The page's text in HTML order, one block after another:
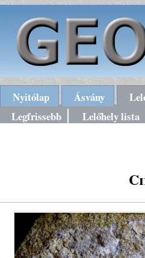
Nyitólap Ásvány
Legfrissebb
Lelőhely lista